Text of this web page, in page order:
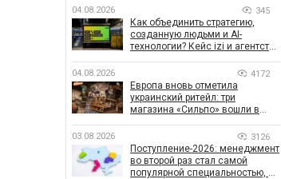
04.08.2026 345
Как объединить стратегию,
созданную людьми и AI-
технологии? Кейс izi и агентства
04.08.2026 4172
Европа вновь отметила
украинский ритейл: три
магазина «Сильпо» вошли в
03.08.2026 3126
Поступление-2026: менеджмент
во второй раз стал самой
популярной специальностью, а